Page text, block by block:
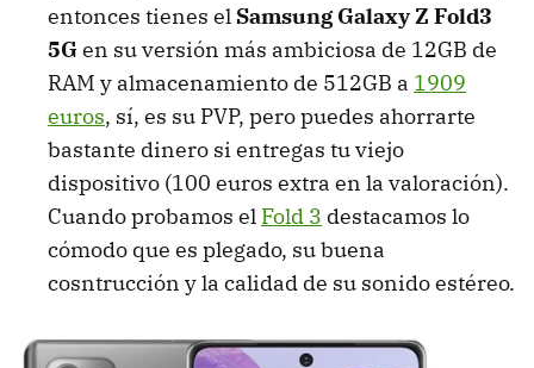
entonces tienes el Samsung Galaxy Z Fold3
5Gen su versión más ambiciosa de 12GB de
RAM y almacenamiento de 512GB a 1909
euros, sí, es su PVP, pero puedes ahorrarte
bastante dinero si entregas tu viejo
dispositivo (100 euros extra en la valoración).
Cuando probamos el Fold 3 destacamos lo
cómodo que es plegado, su buena
cosntrucción y la calidad de su sonido estéreo.